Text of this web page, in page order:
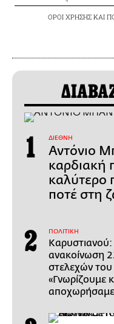
ΟΡΟΙ ΧΡΗΣΗΣΚΑΙ
ΔΙΕΘΝΗ
Αντόνιο
καρδιακή
καλύτερο
ποτέ στη
ΠΟΛΙΤΙΚΗ
Καρυστιανού:
ανακοίνωση
στελεχών
«Γνωρίζουμε